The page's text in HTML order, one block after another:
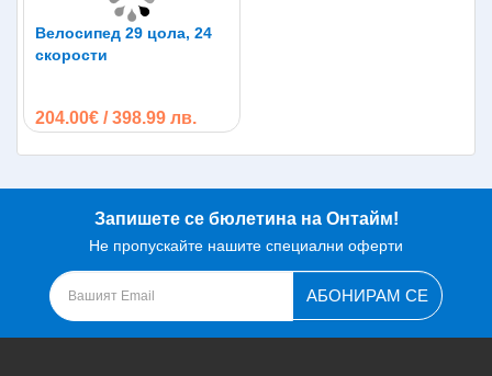
Велосипед 29 цола, 24
скорости
204.00€ / 398.99 лв.
Запишете се бюлетина на Онтайм!
Не пропускайте нашите специални оферти
АБОНИРАМ СЕ